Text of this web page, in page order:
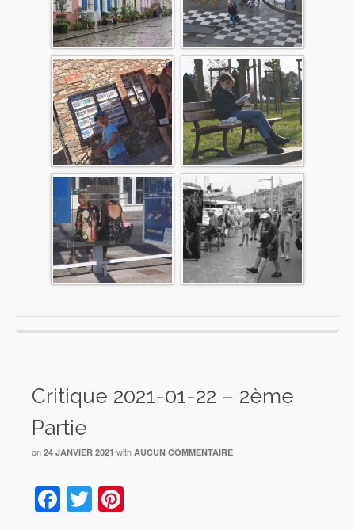
Critique 2021-01-22 – 2ème
Partie
on 24 JANVIER 2021 with AUCUN COMMENTAIRE
Facebook
Twitter